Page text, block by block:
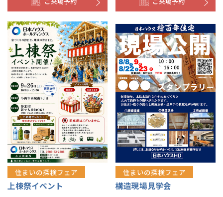
住まいの探検フェア
上棟祭イベント
住まいの探検フェア
構造現場見学会